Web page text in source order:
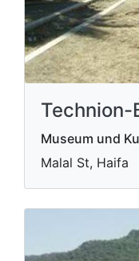
Technion-
Museum und
Malal St, Haifa